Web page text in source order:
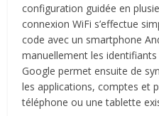
configuration guidée en
connexion WiFi s’effectue
code avec un smartphone
manuellement les
Google permet ensuite de
les applications, comptes et
téléphone ou une tablette